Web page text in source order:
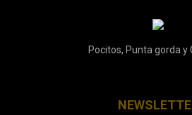
Pocitos, Punta gorda y